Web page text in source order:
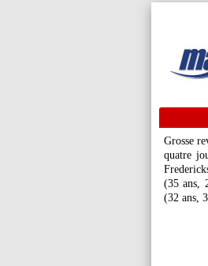
Grosse
quatre
(35 ans,
(32 ans,